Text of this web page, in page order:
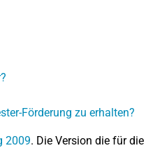
Förderung zu erhalten?
2009. Die Version die für die